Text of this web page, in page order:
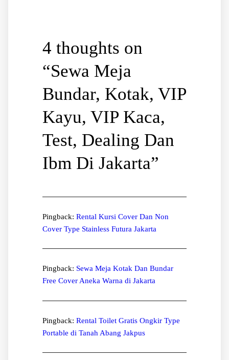
4 thoughts on
“Sewa Meja
Bundar, Kotak, VIP
Kayu, VIP Kaca,
Test, Dealing Dan
Ibm Di Jakarta”
Pingback: Rental Kursi Cover Dan Non
Cover Type Stainless Futura Jakarta
Pingback: Sewa Meja Kotak Dan Bundar
Free Cover Aneka Warna di Jakarta
Pingback: Rental Toilet Gratis Ongkir Type
Portable di Tanah Abang Jakpus